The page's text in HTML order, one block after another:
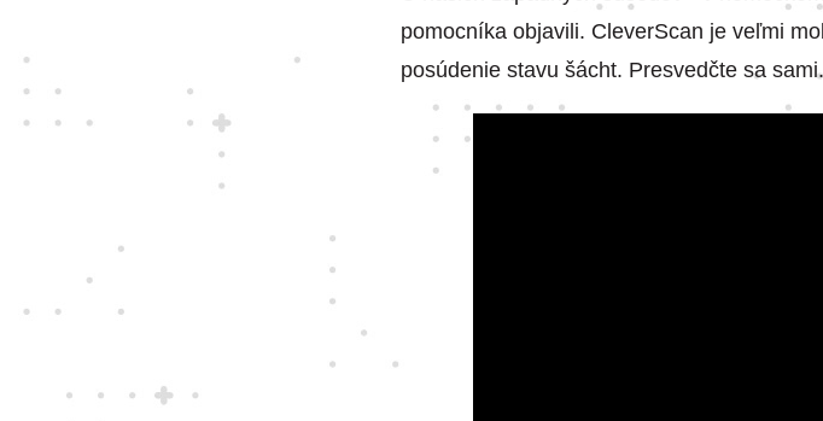
pomocníka objavili. CleverScan je veľmi
posúdenie stavu šácht. Presvedčte sa sami.